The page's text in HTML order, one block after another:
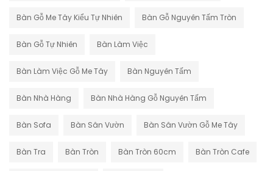
Bàn Gỗ Me Tây Kiểu Tự Nhiên Bàn Gỗ Nguyên Tấm Tròn
Bàn Gỗ Tự Nhiên Bàn Làm Việc
Bàn Làm Việc Gỗ Me Tây Bàn Nguyên Tấm
Bàn Nhà Hàng Bàn Nhà Hàng Gỗ Nguyên Tấm
Bàn Sofa Bàn Sân Vườn Bàn Sân Vườn Gỗ Me Tây
Bàn Tra Bàn Tròn Bàn Tròn 60cm Bàn Tròn Cafe